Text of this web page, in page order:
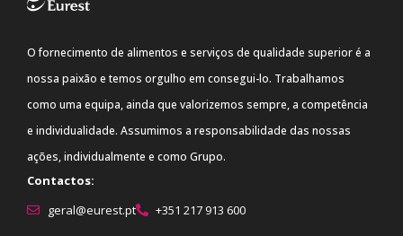
O fornecimento de alimentos e serviços de qualidade superior é a
nossa paixão e temos orgulho em consegui-lo. Trabalhamos
como uma equipa, ainda que valorizemos sempre, a competência
e individualidade. Assumimos a responsabilidade das nossas
ações, individualmente e como Grupo.
Contactos:
geral@eurest.pt
+351 217 913 600